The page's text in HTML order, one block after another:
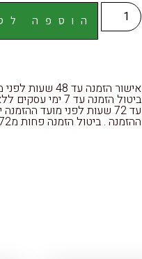
הוספה
אישור הזמנה עד 48
ביטול הזמנה עד 7
ההזמנה . ביטול הזמנה פחות מ72 שעות חיוב מלא .